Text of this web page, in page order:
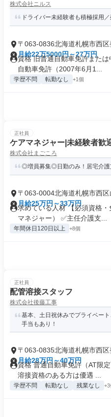
株式会社ニルス
ドライバー未経験者も積極採用
〒063-0836北海道札幌市西区
月給22万5000円～27万円
資格 旧普通自動車免許また
自動車免許（2007年6月1...
学歴不問 転勤なし +1個
正社員
ケアマネジャー|未経験者歓
株式会社まごころ
◎増員募集◎日勤のみ！居宅介護
〒063-0004北海道札幌市西区
月給25万円～33万円
求めている人材 【必須資格
マネジャー） ✅主任介護支...
年間休日120日以上 +8個
正社員
配管溶接スタッフ
株式会社後藤工事
基本、土日祝休みでプライベー
手当もあり！
〒063-0835北海道札幌市西区
月給28万円～40万円
資格 普通自動車免許（AT限
溶接資格のある方は優遇 ...
学歴不問 転勤なし 残業なし +3